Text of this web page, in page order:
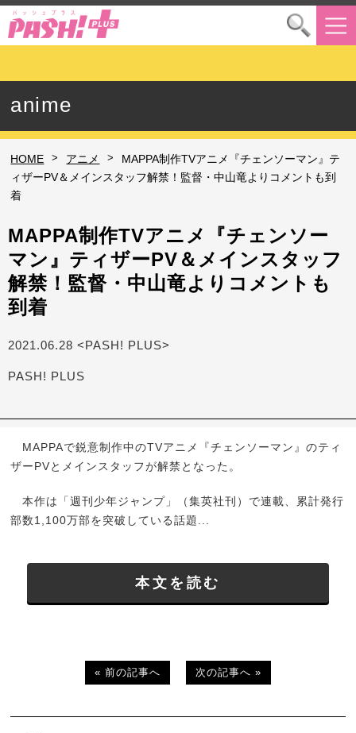
anime
HOME > アニメ >
MAPPA制作TVアニメ『チェンソーマン』テ
ィザーPV＆メインスタッフ解禁！監督・中山竜よりコメントも到
着
MAPPA制作TVアニメ『チェンソー
マン』ティザーPV＆メインスタッフ
解禁！監督・中山竜よりコメントも
到着
2021.06.28 <PASH! PLUS>
PASH! PLUS
MAPPAで鋭意制作中のTVアニメ『チェンソーマン』のティ
ザーPVとメインスタッフが解禁となった。
本作は「週刊少年ジャンプ」（集英社刊）で連載、累計発行
部数1,100万部を突破している話題...
本文を読む
« 前の記事へ 次の記事へ »